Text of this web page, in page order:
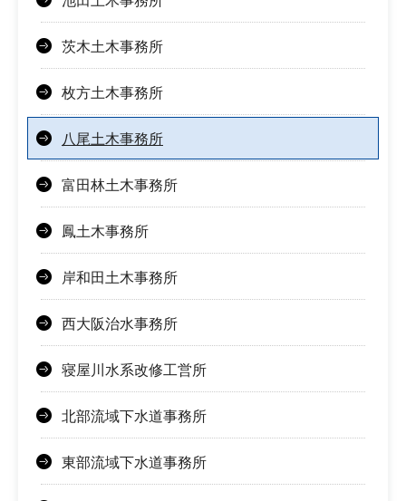
茨木土木事務所
枚方土木事務所
八尾土木事務所
富田林土木事務所
鳳土木事務所
岸和田土木事務所
西大阪治水事務所
寝屋川水系改修工営所
北部流域下水道事務所
東部流域下水道事務所